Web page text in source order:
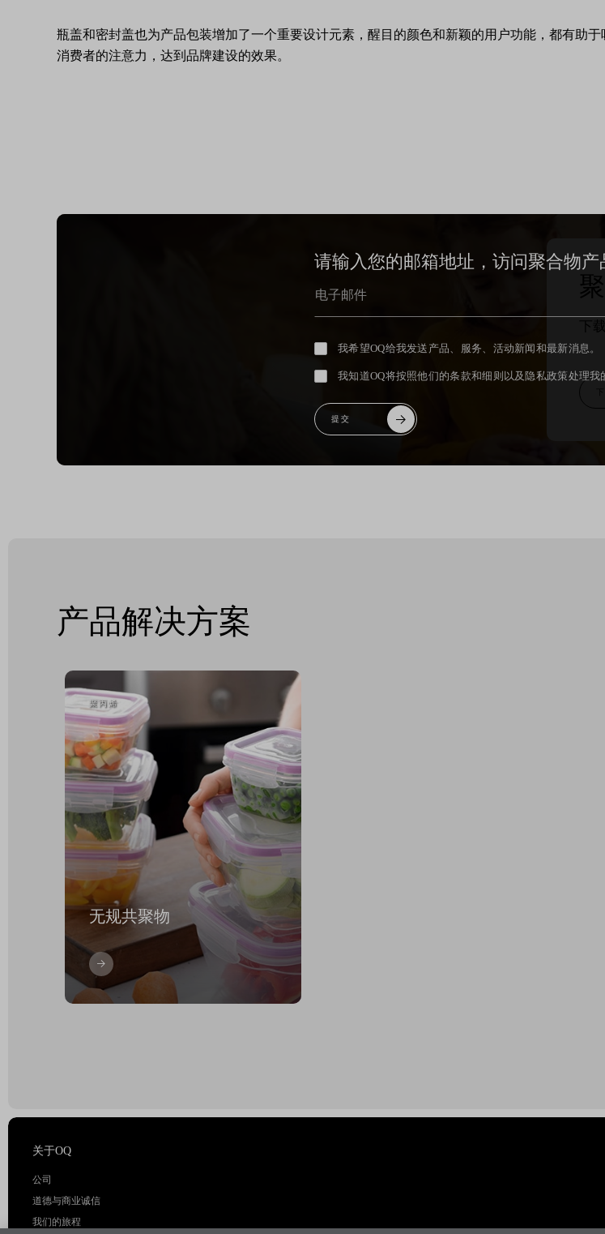
瓶盖和密封盖也为产品包装增加了一个重要设计元素，醒目的颜色和新颖的用户功能，都有助于
消费者的注意力，达到品牌建设的效果。
下
请输入您的邮箱地址，访问聚合物产
我希望OQ给我发送产品、服务、活动新闻和最新消息。
我知道OQ将按照他们的条款和细则以及隐私政策处理我
产品解决方案
聚丙烯
无规共聚物
关于OQ
公司
道德与商业诚信
我们的旅程